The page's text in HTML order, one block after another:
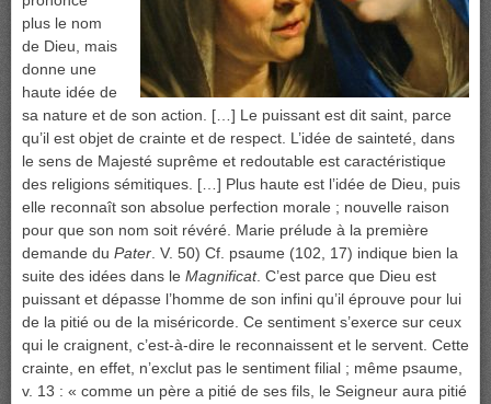
plus le nom
de Dieu, mais
donne une
haute idée de
sa nature et de son action. […] Le puissant est dit saint, parce
qu’il est objet de crainte et de respect. L’idée de sainteté, dans
le sens de Majesté suprême et redoutable est caractéristique
des religions sémitiques. […] Plus haute est l’idée de Dieu, puis
elle reconnaît son absolue perfection morale ; nouvelle raison
pour que son nom soit révéré. Marie prélude à la première
demande du Pater . V. 50) Cf. psaume (102, 17) indique bien la
suite des idées dans le Magnificat. C’est parce que Dieu est
puissant et dépasse l’homme de son infini qu’il éprouve pour lui
de la pitié ou de la miséricorde. Ce sentiment s’exerce sur ceux
qui le craignent, c’est-à-dire le reconnaissent et le servent. Cette
crainte, en effet, n’exclut pas le sentiment filial ; même psaume,
v. 13 : « comme un père a pitié de ses fils, le Seigneur aura pitié